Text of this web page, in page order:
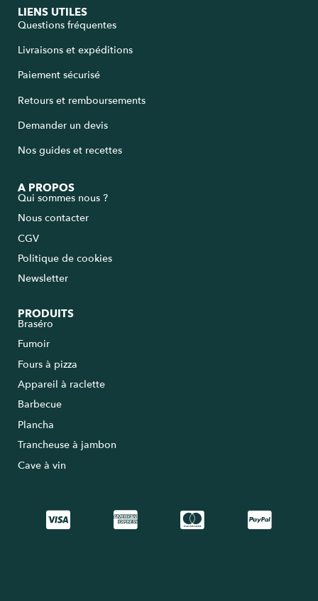
LIENS UTILES
Questions fréquentes
Livraisons et expéditions
Paiement sécurisé
Retours et remboursements
Demander un devis
Nos guides et recettes
A PROPOS
Qui sommes nous ?
Nous contacter
CGV
Politique de cookies
Newsletter
PRODUITS
Braséro
Fumoir
Fours à pizza
Appareil à raclette
Barbecue
Plancha
Trancheuse à jambon
Cave à vin